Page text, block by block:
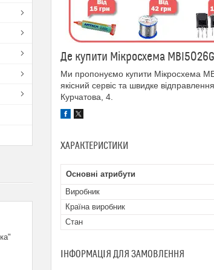
Де купити Мікросхема
Ми пропонуємо купити Мікросхема
якісний сервіс та швидке
Курчатова, 4.
ХАРАКТЕРИСТИКИ
Основні атрибути
Виробник
Країна виробник
Стан
ІНФОРМАЦІЯ ДЛЯ ЗАМОВЛЕННЯ